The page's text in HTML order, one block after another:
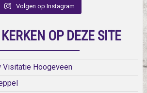
Volgen op Instagram
OP DEZE SITE
Visitatie Hoogeveen